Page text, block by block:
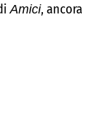
Amici, ancora